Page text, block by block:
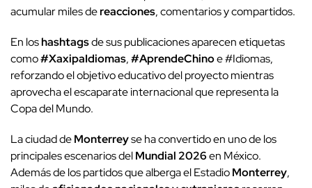
acumular miles dereacciones, comentarios y compartidos.
En loshashtagsde sus publicaciones aparecen etiquetas
como#XaxipaIdiomas,#AprendeChinoe #Idiomas,
reforzando el objetivo educativo del proyecto mientras
aprovecha el escaparate internacional que representa la
Copa del Mundo.
La ciudad deMonterreyse ha convertido en uno de los
principales escenarios delMundial 2026en México.
Además de los partidos que alberga el EstadioMonterrey,